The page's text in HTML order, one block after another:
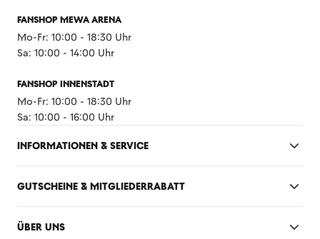
FANSHOP MEWA ARENA
Mo-Fr: 10:00 - 18:30 Uhr
Sa: 10:00 - 14:00 Uhr
FANSHOP INNENSTADT
Mo-Fr: 10:00 - 18:30 Uhr
Sa: 10:00 - 16:00 Uhr
INFORMATIONEN & SERVICE
GUTSCHEINE & MITGLIEDERRABATT
ÜBER UNS